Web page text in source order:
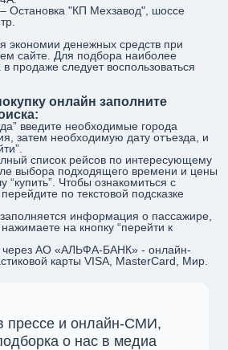
– Остановка "КП Мехзавод", шоссе
экономии денежных средств при
сайте. Для подбора наиболее
продаже следует воспользоваться
онлайн заполните
введите необходимые города
затем необходимую дату отъезда, и
список рейсов по интересующему
выбора подходящего времени и цены
“купить”. Чтобы ознакомиться с
по текстовой подсказке
информация о пассажире,
на кнопку “перейти к
через АО «АЛЬФА-БАНК» - онлайн-
карты VISA, MasterCard, Мир.
прессе и онлайн-СМИ,
о нас в медиа